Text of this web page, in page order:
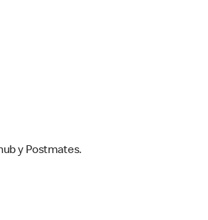
y Postmates.